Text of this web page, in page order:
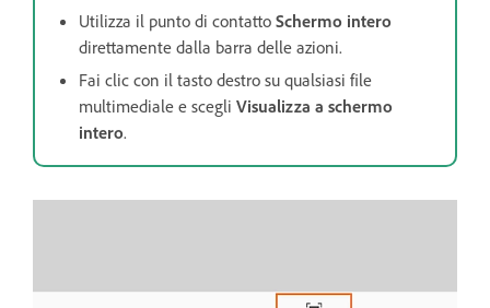
Utilizza il punto di contatto Schermo intero
direttamente dalla barra delle azioni.
Fai clic con il tasto destro su qualsiasi file
multimediale e scegli Visualizza a schermo
intero.